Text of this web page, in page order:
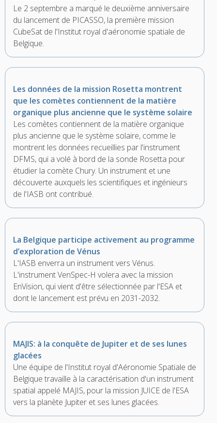
Le 2 septembre a marqué le deuxième anniversaire
du lancement de PICASSO, la première mission
CubeSat de l'Institut royal d'aéronomie spatiale de
Belgique.
Les données de la mission Rosetta montrent
que les comètes contiennent de la matière
organique plus ancienne que le système solaire
Les comètes contiennent de la matière organique
plus ancienne que le système solaire, comme le
montrent les données recueillies par l'instrument
DFMS, qui a volé à bord de la sonde Rosetta pour
étudier la comète Chury. Un instrument et une
découverte auxquels les scientifiques et ingénieurs
de l'IASB ont contribué.
La Belgique participe activement au programme
d’exploration de Vénus
L'IASB enverra un instrument vers Vénus.
L'instrument VenSpec-H volera avec la mission
EnVision, qui vient d'être sélectionnée par l'ESA et
dont le lancement est prévu en 2031-2032.
MAJIS: à la conquête de Jupiter et de ses lunes
glacées
Une équipe de l'Institut royal d'Aéronomie Spatiale de
Belgique travaille à la caractérisation d'un instrument
spatial appelé MAJIS, pour la mission JUICE de l'ESA
vers la planète Jupiter et ses lunes glacées.